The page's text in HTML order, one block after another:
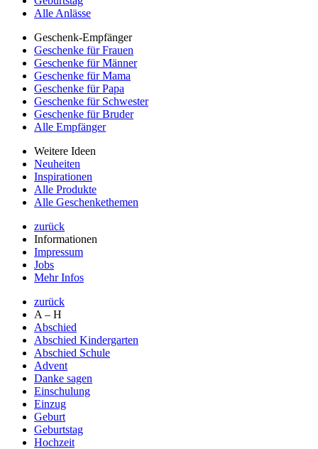
Alle Anlässe
Geschenk-Empfänger
Geschenke für Frauen
Geschenke für Männer
Geschenke für Mama
Geschenke für Papa
Geschenke für Schwester
Geschenke für Bruder
Alle Empfänger
Weitere Ideen
Neuheiten
Inspirationen
Alle Produkte
Alle Geschenkethemen
zurück
Informationen
Impressum
Jobs
Mehr Infos
zurück
A – H
Abschied
Abschied Kindergarten
Abschied Schule
Advent
Danke sagen
Einschulung
Einzug
Geburt
Geburtstag
Hochzeit